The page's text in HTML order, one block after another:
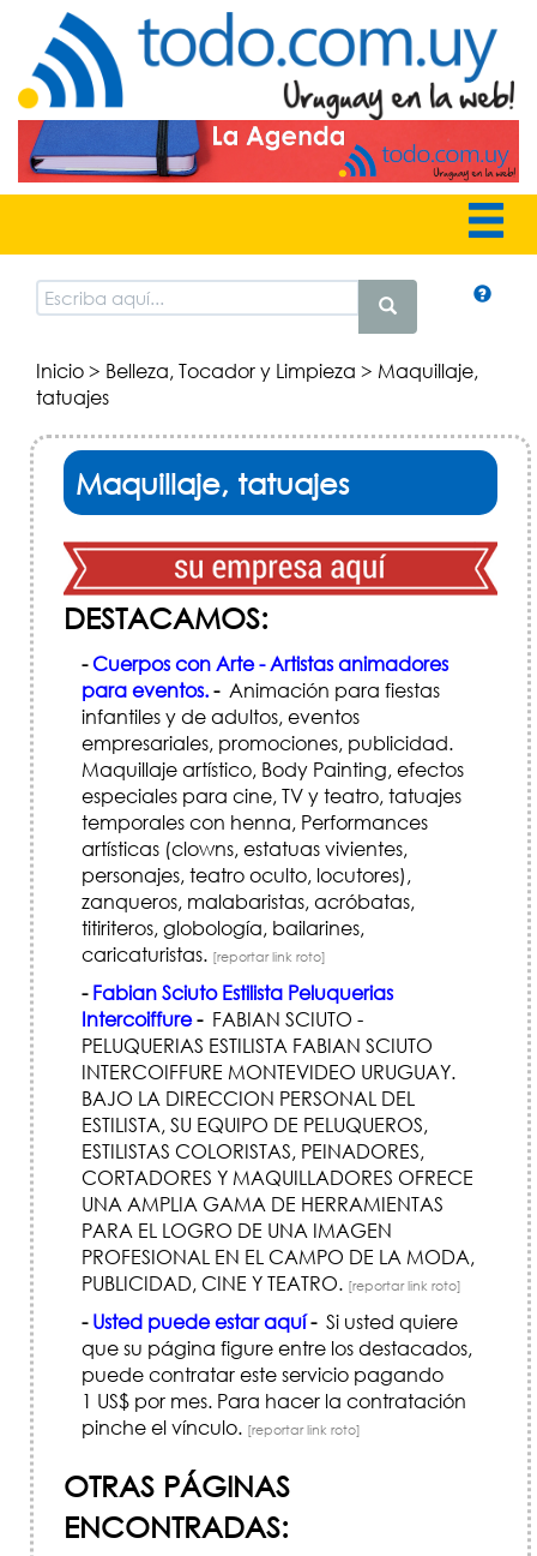
Inicio> Belleza, Tocador y Limpieza > Maquillaje,
tatuajes
Maquillaje, tatuajes
DESTACAMOS:
-Cuerpos con Arte - Artistas animadores
para eventos.-Animación para fiestas
infantiles y de adultos, eventos
empresariales, promociones, publicidad.
Maquillaje artístico, Body Painting, efectos
especiales para cine, TV y teatro, tatuajes
temporales con henna, Performances
artísticas (clowns, estatuas vivientes,
personajes, teatro oculto, locutores),
zanqueros, malabaristas, acróbatas,
titiriteros, globología, bailarines,
caricaturistas. [reportar link roto]
- Fabian Sciuto Estilista Peluquerias
Intercoiffure-FABIAN SCIUTO -
PELUQUERIAS ESTILISTA FABIAN SCIUTO
INTERCOIFFURE MONTEVIDEO URUGUAY.
BAJO LA DIRECCION PERSONAL DEL
ESTILISTA, SU EQUIPO DE PELUQUEROS,
ESTILISTAS COLORISTAS, PEINADORES,
CORTADORES Y MAQUILLADORES OFRECE
UNA AMPLIA GAMA DE HERRAMIENTAS
PARA EL LOGRO DE UNA IMAGEN
PROFESIONAL EN EL CAMPO DE LA MODA,
PUBLICIDAD, CINE Y TEATRO. [reportar link roto]
- Usted puede estar aquí-Si usted quiere
que su página figure entre los destacados,
puede contratar este servicio pagando
1 US$ por mes. Para hacer la contratación
pinche el vínculo. [reportar link roto]
OTRAS PÁGINAS
ENCONTRADAS: